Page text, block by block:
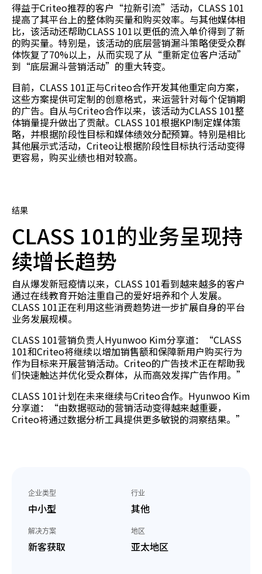
企业类型
中小型
行业
其他
解决方案
新客获取
地区
亚太地区
得益于Criteo推荐的客户“拉新引流”活动，CLASS 101
提高了其平台上的整体购买量和购买效率。与其他媒体相
比，该活动还帮助CLASS 101以更低的流入单价得到了新
的购买量。特别是，该活动的底层营销漏斗策略使受众群
体恢复了70%以上，从而实现了从“重新定位客户活动”
到“底层漏斗营销活动”的重大转变。
目前，CLASS 101正与Criteo合作开发其他重定向方案，
这些方案提供可定制的创意格式，来运营针对每个促销期
的广告。自从与Criteo合作以来，该活动为CLASS 101整
体销量提升做出了贡献。CLASS 101根据KPI制定媒体策
略，并根据阶段性目标和媒体绩效分配预算。特别是相比
其他展示式活动，Criteo让根据阶段性目标执行活动变得
更容易，购买业绩也相对较高。
结果
CLASS 101的业务呈现持
续增长趋势
自从爆发新冠疫情以来，CLASS 101看到越来越多的客户
通过在线教育开始注重自己的爱好培养和个人发展。
CLASS 101正在利用这些消费趋势进一步扩展自身的平台
业务发展规模。
CLASS 101营销负责人Hyunwoo Kim分享道：“CLASS
101和Criteo将继续以增加销售额和保障新用户购买行为
作为目标来开展营销活动。Criteo的广告技术正在帮助我
们快速触达并优化受众群体，从而高效发挥广告作用。”
CLASS 101计划在未来继续与Criteo合作。Hyunwoo Kim
分享道：“由数据驱动的营销活动变得越来越重要，
Criteo将通过数据分析工具提供更多敏锐的洞察结果。”